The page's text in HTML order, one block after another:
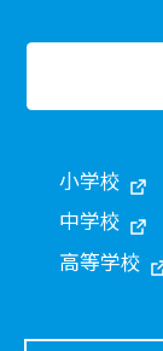
小学校
中学校
高等学校